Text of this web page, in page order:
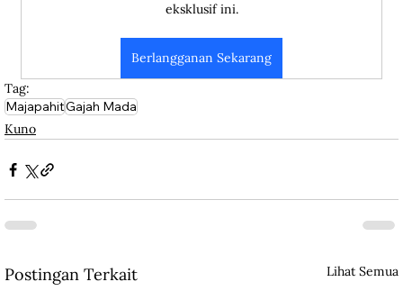
eksklusif ini.
Berlangganan Sekarang
Tag:
MajapahitGajah Mada
Kuno
Postingan Terkait Lihat Semua